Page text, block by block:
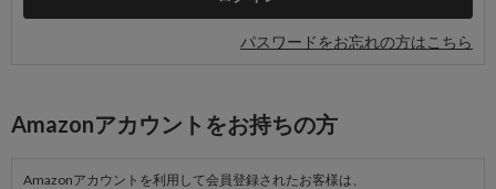
パスワードをお忘れの方はこちら
Amazonアカウントをお持ちの方
Amazonアカウントを利用して会員登録されたお客様は、